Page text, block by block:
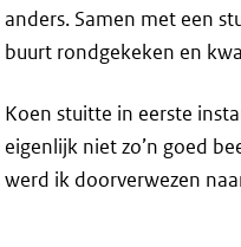
anders. Samen met een
buurt rondgekeken en
Koen stuitte in eerste
eigenlijk niet zo’n goed
werd ik doorverwezen